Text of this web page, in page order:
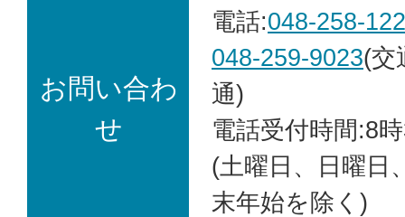
お問い合わ
せ
電話:048-258-
048-259-9023(交
通)
電話受付時間:8
(土曜日、日曜日
末年始を除く)